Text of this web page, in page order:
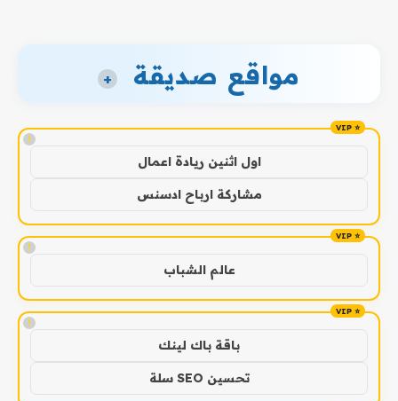
مواقع صديقة +
!
اول اثنين ريادة اعمال
مشاركة ارباح ادسنس
!
عالم الشباب
!
باقة باك لينك
تحسين SEO سلة